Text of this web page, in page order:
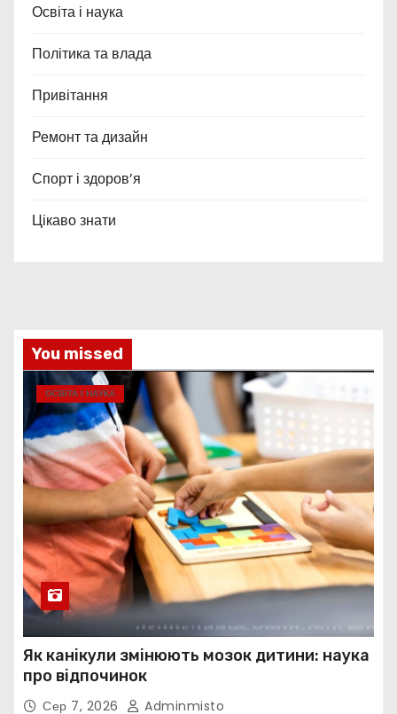
Освіта і наука
Політика та влада
Привітання
Ремонт та дизайн
Спорт і здоров’я
Цікаво знати
You missed
ОСВІТА І НАУКА
Як канікули змінюють мозок дитини: наука
про відпочинок
Сер 7, 2026 Adminmisto